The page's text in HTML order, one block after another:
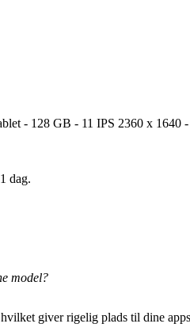
- 128 GB - 11 IPS 2360 x 1640 -
dag.
model?
giver rigelig plads til dine